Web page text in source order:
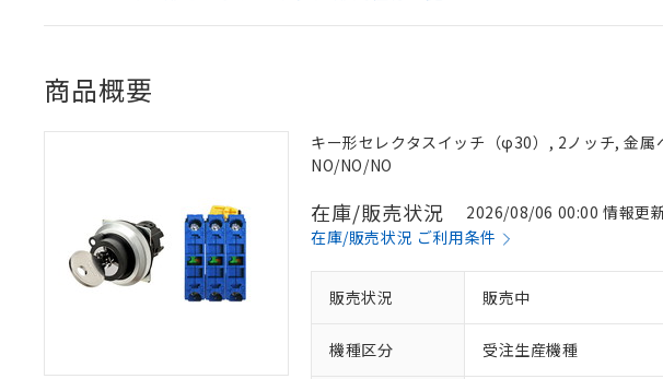
商品概要
キー形セレクタスイッチ（φ30）, 2ノッチ, 金
NO/NO/NO
在庫/販売状況
2026/08/06 00:00 情報更
在庫/販売状況 ご利用条件
販売状況 販売中
機種区分 受注生産機種